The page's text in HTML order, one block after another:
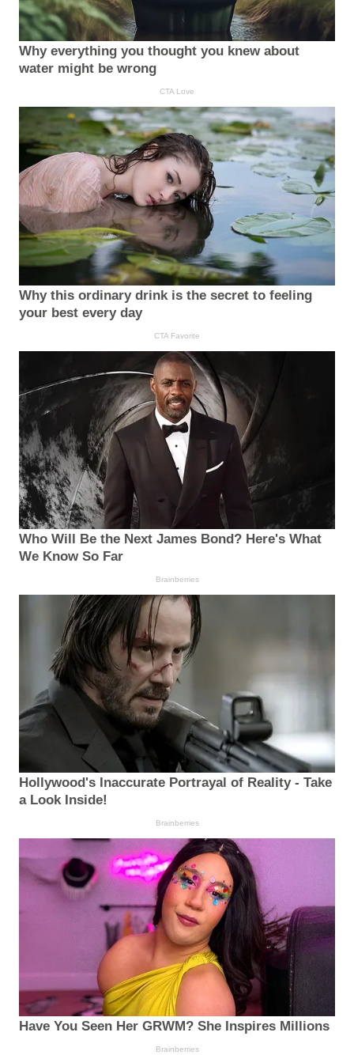
Why everything you thought you knew about
water might be wrong
CTA Love
Why this ordinary drink is the secret to feeling
your best every day
CTA Favorite
Who Will Be the Next James Bond? Here's What
We Know So Far
Brainberries
Hollywood's Inaccurate Portrayal of Reality - Take
a Look Inside!
Brainberries
Have You Seen Her GRWM? She Inspires Millions
Brainberries